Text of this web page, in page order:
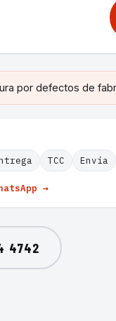
por defectos de
TCC Envía
→
4742